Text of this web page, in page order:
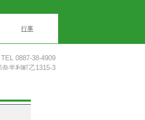
行事
TEL 0887-38-4909
半利町乙1315-3